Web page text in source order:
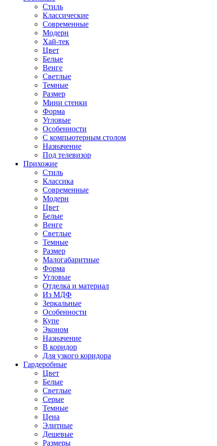
Стиль
Классические
Современные
Модерн
Хай-тек
Цвет
Белые
Венге
Светлые
Темные
Размер
Мини стенки
Форма
Угловые
Особенности
С компьютерным столом
Назначение
Под телевизор
Прихожие
Стиль
Классика
Современные
Модерн
Цвет
Белые
Венге
Светлые
Темные
Размер
Малогабаритные
Форма
Угловые
Отделка и материал
Из МДФ
Зеркальные
Особенности
Купе
Эконом
Назначение
В коридор
Для узкого коридора
Гардеробные
Цвет
Белые
Светлые
Серые
Темные
Цена
Элитные
Дешевые
Размеры